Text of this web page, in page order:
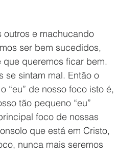
outros e machucando
ser bem sucedidos,
queremos ficar bem.
se sintam mal. Então o
“eu” de nosso foco isto é,
tão pequeno “eu”
foco de nossas
que está em Cristo,
nunca mais seremos